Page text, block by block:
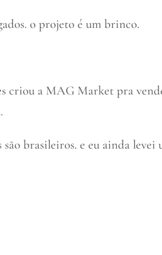
o projeto é um brinco.
criou a MAG Market pra
brasileiros. e eu ainda levei